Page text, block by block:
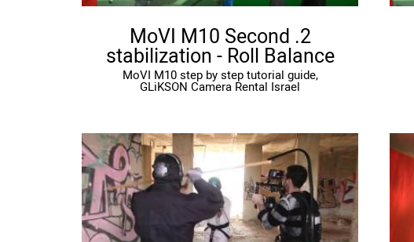
2. MoVI M10 Second
stabilization - Roll Balance
MoVI M10 step by step tutorial guide,
GLiKSON Camera Rental Israel